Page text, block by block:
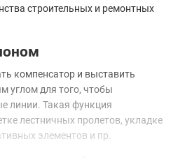
строительных и ремонтных
компенсатор и выставить
углом для того, чтобы
линии. Такая функция
лестничных пролетов, укладке
элементов и пр.